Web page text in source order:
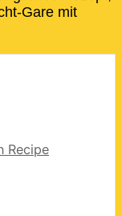
Gare mit
Recipe